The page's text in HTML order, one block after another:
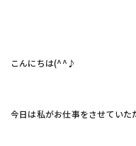
こんにちは(^^♪
今日は私がお仕事をさせていた